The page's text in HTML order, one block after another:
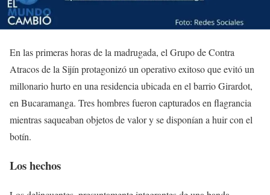
En las primeras horas de la madrugada, el Grupo de Contra
Atracos de la Sijín protagonizó un operativo exitoso que evitó un
millonario hurto en una residencia ubicada en el barrio Girardot,
en Bucaramanga. Tres hombres fueron capturados en flagrancia
mientras saqueaban objetos de valor y se disponían a huir con el
botín.
Los hechos